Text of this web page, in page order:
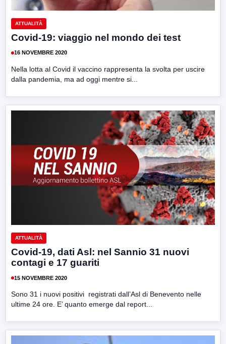
ATTUALITÀ
Covid-19: viaggio nel mondo dei test
16 NOVEMBRE 2020
Nella lotta al Covid il vaccino rappresenta la svolta per uscire
dalla pandemia, ma ad oggi mentre si...
ATTUALITÀ
Covid-19, dati Asl: nel Sannio 31 nuovi
contagi e 17 guariti
15 NOVEMBRE 2020
Sono 31 i nuovi positivi registrati dall’Asl di Benevento nelle
ultime 24 ore. E’ quanto emerge dal report...